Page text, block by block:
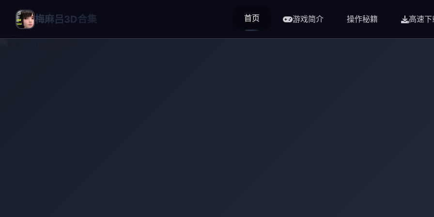
梅麻吕3D合集 首页 游戏简介 操作秘籍 高速下